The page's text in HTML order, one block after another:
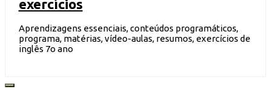
exercícios
Aprendizagens essenciais, conteúdos programáticos,
programa, matérias, vídeo-aulas, resumos, exercícios de
inglês 7o ano